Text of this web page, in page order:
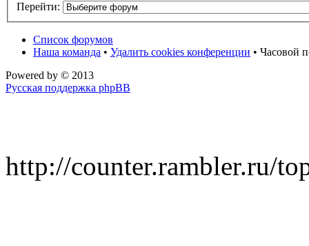
Перейти:
Список форумов
Наша команда • Удалить cookies конференции • Часовой
Powered by © 2013
Русская поддержка phpBB
http://counter.rambler.ru/